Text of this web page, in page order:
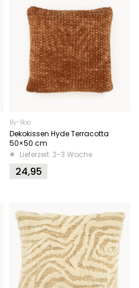
By-Boo
Dekokissen Hyde Terracotta
50×50 cm
Lieferzeit: 2-3 Woche
24,95